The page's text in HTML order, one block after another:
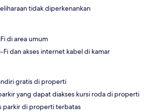
tidak diperkenankan
di area umum
Fi dan akses internet kabel di kamar
gratis di properti
yang dapat diakses kursi roda di properti
parkir di properti terbatas